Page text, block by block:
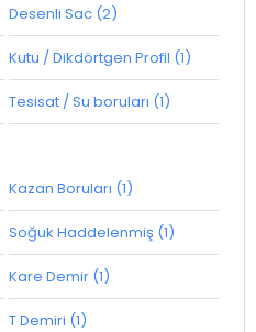
Desenli Sac (2)
Kutu / Dikdörtgen Profil (1)
Tesisat / Su boruları (1)
Kazan Boruları (1)
Soğuk Haddelenmiş (1)
Kare Demir (1)
T Demiri (1)